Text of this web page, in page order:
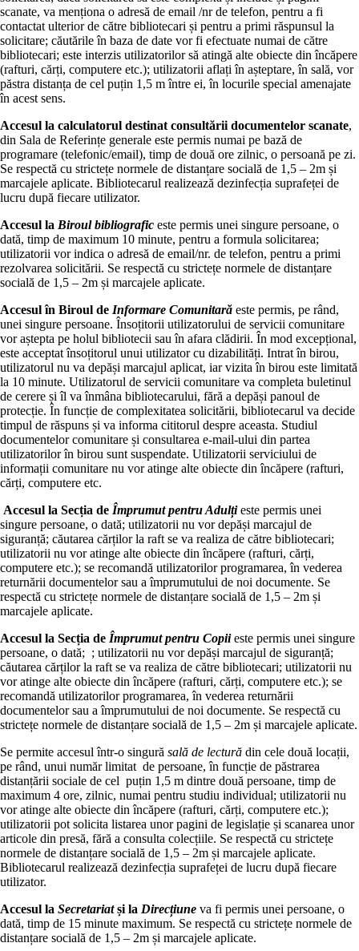
scanate, va menționa o adresă de email /nr de telefon, pentru a fi
contactat ulterior de către bibliotecari și pentru a primi răspunsul la
solicitare; căutările în baza de date vor fi efectuate numai de către
bibliotecari; este interzis utilizatorilor să atingă alte obiecte din încăpere
(rafturi, cărți, computere etc.); utilizatorii aflați în așteptare, în sală, vor
păstra distanța de cel puțin 1,5 m între ei, în locurile special amenajate
în acest sens.
Accesul la calculatorul destinat consultării documentelor scanate,
din Sala de Referințe generale este permis numai pe bază de
programare (telefonic/email), timp de două ore zilnic, o persoană pe zi.
Se respectă cu strictețe normele de distanțare socială de 1,5 – 2m și
marcajele aplicate. Bibliotecarul realizează dezinfecția suprafeței de
lucru după fiecare utilizator.
Accesul la Biroul bibliografic este permis unei singure persoane, o
dată, timp de maximum 10 minute, pentru a formula solicitarea;
utilizatorii vor indica o adresă de email/nr. de telefon, pentru a primi
rezolvarea solicitării. Se respectă cu strictețe normele de distanțare
socială de 1,5 – 2m și marcajele aplicate.
Accesul în Biroul de Informare Comunitară este permis, pe rând,
unei singure persoane. Însoțitorii utilizatorului de servicii comunitare
vor aștepta pe holul bibliotecii sau în afara clădirii. În mod excepțional,
este acceptat însoțitorul unui utilizator cu dizabilități. Intrat în birou,
utilizatorul nu va depăși marcajul aplicat, iar vizita în birou este limitată
la 10 minute. Utilizatorul de servicii comunitare va completa buletinul
de cerere și îl va înmâna bibliotecarului, fără a depăși panoul de
protecție. În funcție de complexitatea solicitării, bibliotecarul va decide
timpul de răspuns și va informa cititorul despre aceasta. Studiul
documentelor comunitare și consultarea e-mail-ului din partea
utilizatorilor în birou sunt suspendate. Utilizatorii serviciului de
informații comunitare nu vor atinge alte obiecte din încăpere (rafturi,
cărți, computere etc.
Accesul la Secția de Împrumut pentru Adulțieste permis unei
singure persoane, o dată; utilizatorii nu vor depăși marcajul de
siguranță; căutarea cărților la raft se va realiza de către bibliotecari;
utilizatorii nu vor atinge alte obiecte din încăpere (rafturi, cărți,
computere etc.); se recomandă utilizatorilor programarea, în vederea
returnării documentelor sau a împrumutului de noi documente. Se
respectă cu strictețe normele de distanțare socială de 1,5 – 2m și
marcajele aplicate.
Accesul la Secția de Împrumut pentru Copiieste permis unei singure
persoane, o dată; ; utilizatorii nu vor depăși marcajul de siguranță;
căutarea cărților la raft se va realiza de către bibliotecari; utilizatorii nu
vor atinge alte obiecte din încăpere (rafturi, cărți, computere etc.); se
recomandă utilizatorilor programarea, în vederea returnării
documentelor sau a împrumutului de noi documente. Se respectă cu
strictețe normele de distanțare socială de 1,5 – 2m și marcajele aplicate.
Se permite accesul într-o singură sală de lectură din cele două locații,
pe rând, unui număr limitat de persoane, în funcție de păstrarea
distanțării sociale de cel puțin 1,5 m dintre două persoane, timp de
maximum 4 ore, zilnic, numai pentru studiu individual; utilizatorii nu
vor atinge alte obiecte din încăpere (rafturi, cărți, computere etc.);
utilizatorii pot solicita listarea unor pagini de legislație și scanarea unor
articole din presă, fără a consulta colecțiile. Se respectă cu strictețe
normele de distanțare socială de 1,5 – 2m și marcajele aplicate.
Bibliotecarul realizează dezinfecția suprafeței de lucru după fiecare
utilizator.
Accesul la Secretariatși la Direcțiune va fi permis unei persoane, o
dată, timp de 15 minute maximum. Se respectă cu strictețe normele de
distanțare socială de 1,5 – 2m și marcajele aplicate.